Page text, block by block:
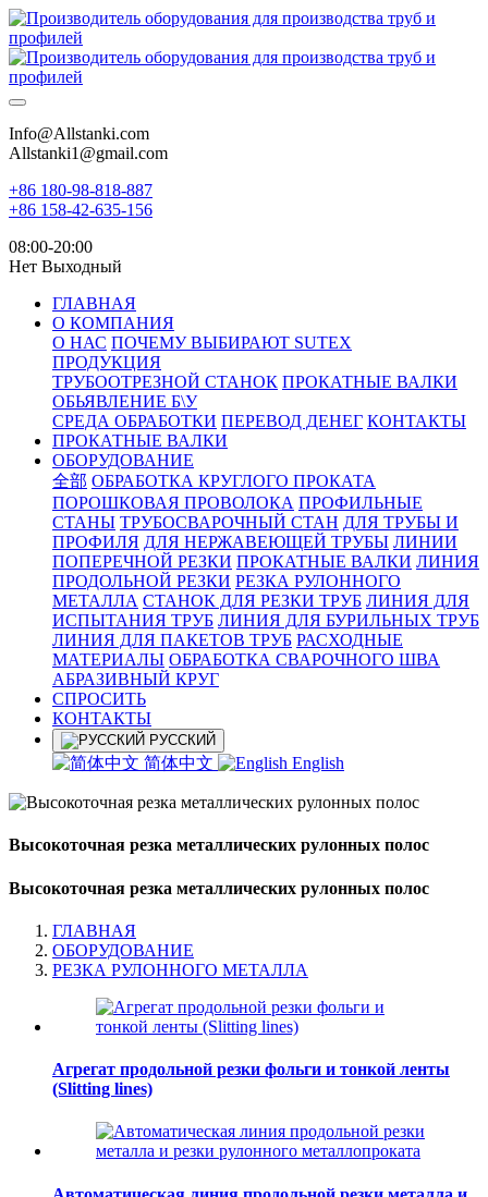
Info@Allstanki.com
Allstanki1@gmail.com
+86 180-98-818-887
+86 158-42-635-156
08:00-20:00
Нет Выходный
ГЛАВНАЯ
О КОМПАНИЯ
О НАС ПОЧЕМУ ВЫБИРАЮТ SUTEX
ПРОДУКЦИЯ
ТРУБООТРЕЗНОЙ СТАНОК ПРОКАТНЫЕ ВАЛКИ
ОБЬЯВЛЕНИЕ Б\У
СРЕДА ОБРАБОТКИ ПЕРЕВОД ДЕНЕГ КОНТАКТЫ
ПРОКАТНЫЕ ВАЛКИ
ОБОРУДОВАНИЕ
全部 ОБРАБОТКА КРУГЛОГО ПРОКАТА
ПОРОШКОВАЯ ПРОВОЛОКА ПРОФИЛЬНЫЕ
СТАНЫ ТРУБОСВАРОЧНЫЙ СТАН ДЛЯ ТРУБЫ И
ПРОФИЛЯ ДЛЯ НЕРЖАВЕЮЩЕЙ ТРУБЫ ЛИНИИ
ПОПЕРЕЧНОЙ РЕЗКИ ПРОКАТНЫЕ ВАЛКИ ЛИНИЯ
ПРОДОЛЬНОЙ РЕЗКИ РЕЗКА РУЛОННОГО
МЕТАЛЛА СТАНОК ДЛЯ РЕЗКИ ТРУБ ЛИНИЯ ДЛЯ
ИСПЫТАНИЯ ТРУБ ЛИНИЯ ДЛЯ БУРИЛЬНЫХ ТРУБ
ЛИНИЯ ДЛЯ ПАКЕТОВ ТРУБ РАСХОДНЫЕ
МАТЕРИАЛЫ OБРАБОТКА СВАРОЧНОГО ШВА
АБРАЗИВНЫЙ КРУГ
СПРОСИТЬ
КОНТАКТЫ
РУССКИЙ
简体中文 English
Высокоточная резка металлических рулонных полос
Высокоточная резка металлических рулонных полос
ГЛАВНАЯ
ОБОРУДОВАНИЕ
РЕЗКА РУЛОННОГО МЕТАЛЛА
Агрегат продольной резки фольги и тонкой ленты
(Slitting lines)